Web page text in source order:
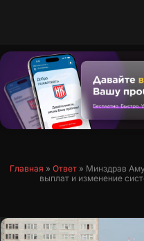
Главная » Ответ» Минздрав
выплат и изменение